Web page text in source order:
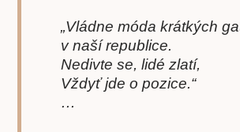
„Vládne móda krátkých
v naší republice.
Nedivte se, lidé zlatí,
Vždyť jde o pozice.“
…